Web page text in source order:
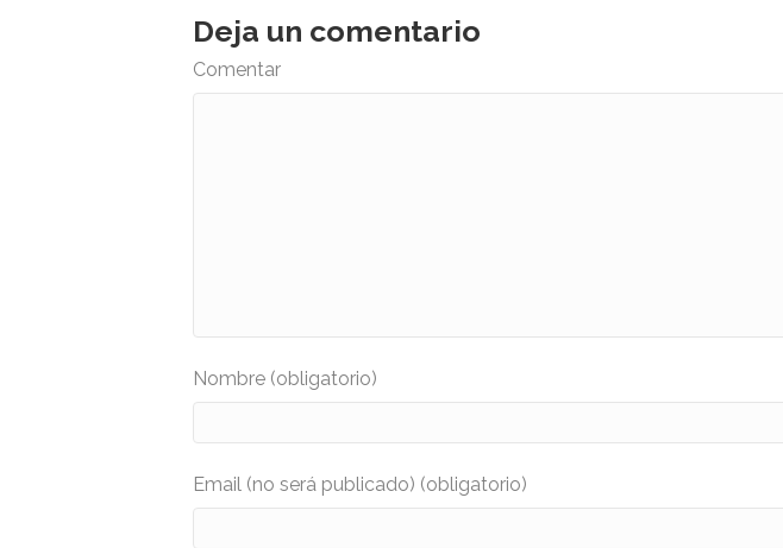
Deja un comentario
Comentar
Nombre (obligatorio)
Email (no será publicado) (obligatorio)